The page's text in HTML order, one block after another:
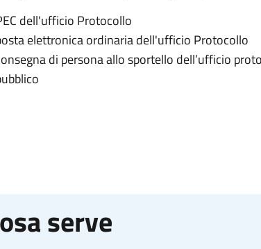
dell'ufficio Protocollo
elettronica ordinariadell'ufficio Protocollo
di persona allo sportello dell’ufficio
serve